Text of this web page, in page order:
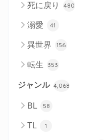
死に戻り 480
溺愛 41
異世界 156
転生 353
ジャンル 4,068
BL 58
TL 1